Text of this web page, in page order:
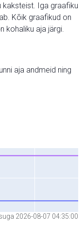
kaksteist. Iga graafiku
Kõik graafikud on
kohaliku aja järgi.
aja andmeid ning
2026-08-07 04:35:00